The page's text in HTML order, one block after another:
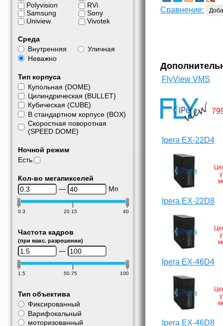
Polyvision
Samsung
Uniview
RVi
Sony
Vivotek
Среда
Внутренняя
Уличная
Неважно
Тип корпуса
Купольная (DOME)
Цилиндрическая (BULLET)
Кубическая (CUBE)
В стандартном корпусе (BOX)
Скоростная поворотная
(SPEED DOME)
Ночной режим
Есть
Кол-во мегапикселей
—
Мп
0.3 20.15 40
Частота кадров
(при макс. разрешении)
—
1.5 50.75 100
Тип объектива
Фиксированный
Варифокальный
моторизованный
Сравнение:
FlyView VMS
Ipera EX-22D4
Ipera EX-22D8
Ipera EX-46D4
Ipera EX-46D8